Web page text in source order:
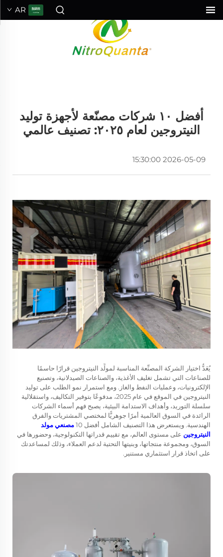
AR
أفضل ١٠ شركات مصنّعة لأجهزة توليد
النيتروجين لعام ٢٠٢٥: تصنيف عالمي
2026-05-09 15:30:00
يُعَدُّ اختيار الشركة المصنِّعة المناسبة لمولِّد النيتروجين قرارًا حاسمًا
للصناعات التي تشمل تغليف الأغذية، والصناعات الصيدلانية، وتصنيع
الإلكترونيات، وعمليات النفط والغاز. ومع استمرار نمو الطلب على توليد
النيتروجين في الموقع في عام 2025، مدفوعًا بتوفير التكاليف، واستقلالية
سلسلة التوريد، وأهداف الاستدامة البيئية، يصبح فهم أسماء الشركات
الرائدة في السوق العالمية أمرًا جوهريًّا لمختصي المشتريات والفرق
الهندسية. ويستعرض هذا التصنيف الشامل أفضل 10
مصنعي مولد
النيتروجين على مستوى العالم، مع تقييم قدراتها التكنولوجية، وحضورها في
السوق، ومجموعة منتجاتها، وبنيتها التحتية لدعم العملاء، وذلك لمساعدتك
على اتخاذ قرار استثماري مستنير.